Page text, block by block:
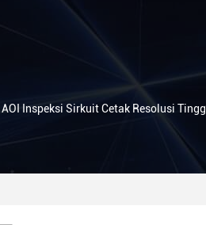
Inspeksi Sirkuit Cetak Resolusi